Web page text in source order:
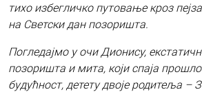
тихо избегличко путовање кроз
на Светски дан позоришта.
Погледајмо у очи Дионису,
позоришта и мита, који спаја
будућност, детету двоје родитеља –